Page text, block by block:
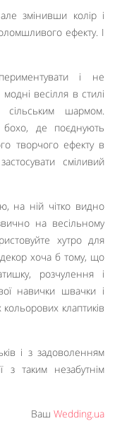
змінивши колір і
ефекту. І
і не
весілля в стилі
сільським шармом.
бохо, де поєднують
творчого ефекту в
сміливий
на ній чітко видно
на весільному
хутро для
хоча б тому, що
розчулення і
навички швачки і
клаптиків
і з задоволенням
з таким незабутнім
Ваш Wedding.ua